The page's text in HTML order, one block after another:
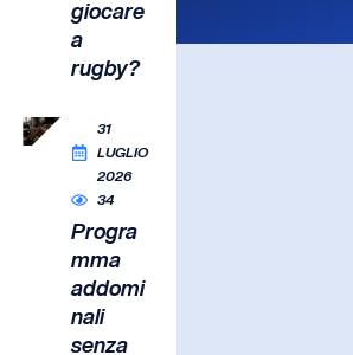
giocare
a
rugby?
31
LUGLIO
2026
34
Progra
mma
addomi
nali
senza